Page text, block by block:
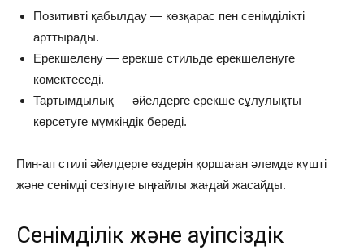
Позитивті қабылдау — көзқарас пен сенімділікті
арттырады.
Ерекшелену — ерекше стильде ерекшеленуге
көмектеседі.
Тартымдылық — әйелдерге ерекше сұлулықты
көрсетуге мүмкіндік береді.
Пин-ап стилі әйелдерге өздерін қоршаған әлемде күшті
және сенімді сезінуге ыңғайлы жағдай жасайды.
Сенімділік және қауіпсіздік